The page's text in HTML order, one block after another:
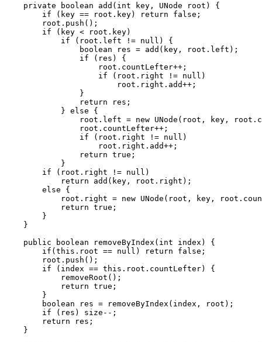
    private boolean add(int key, UNode root) {
        if (key == root.key) return false;
        root.push();
        if (key < root.key)
            if (root.left != null) {
                boolean res = add(key, root.left);
                if (res) {
                    root.countLefter++;
                    if (root.right != null)
                        root.right.add++;
                }
                return res;
            } else {
root.left = new UNode(root, key,
                root.countLefter++;
                if (root.right != null)
                    root.right.add++;
                return true;
            }
        if (root.right != null)
            return add(key, root.right);
        else {
root.right = new UNode(root, key,
            return true;
        }
    }
    public boolean removeByIndex(int index) {
        if(this.root == null) return false;
        root.push();
        if (index == this.root.countLefter) {
            removeRoot();
            return true;
        }
        boolean res = removeByIndex(index, root);
        if (res) size--;
        return res;
    }